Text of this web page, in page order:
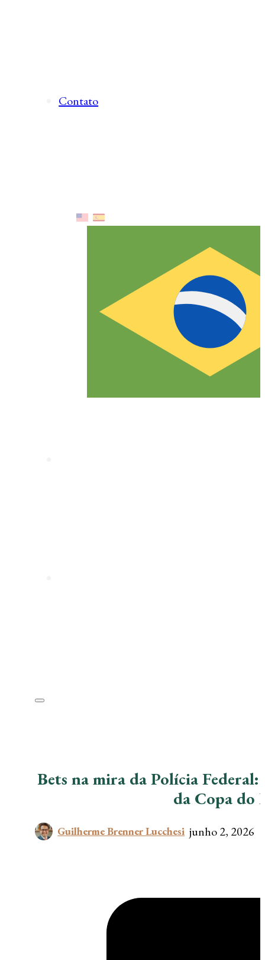
Contato
Bets na mira da Polícia
da Copa do
Guilherme Brenner Lucchesi junho 2, 2026